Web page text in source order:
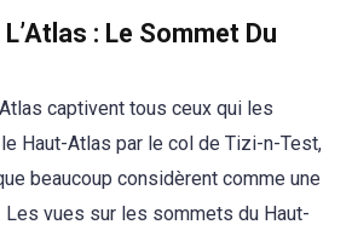
: Le Sommet Du
captivent tous ceux qui les
Haut-Atlas par le col de Tizi-n-Test,
beaucoup considèrent comme une
Les vues sur les sommets du Haut-